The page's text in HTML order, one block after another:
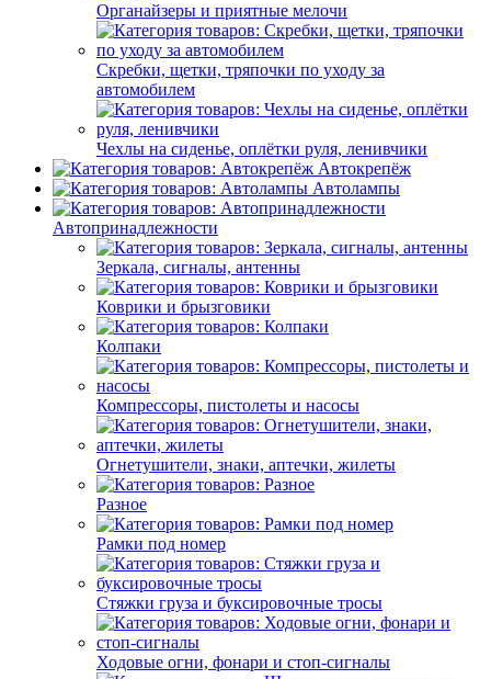
Органайзеры и приятные мелочи
Скребки, щетки, тряпочки по уходу за
автомобилем
Чехлы на сиденье, оплётки руля, ленивчики
Автокрепёж
Автолампы
Автопринадлежности
Зеркала, сигналы, антенны
Коврики и брызговики
Колпаки
Компрессоры, пистолеты и насосы
Огнетушители, знаки, аптечки, жилеты
Разное
Рамки под номер
Стяжки груза и буксировочные тросы
Ходовые огни, фонари и стоп-сигналы